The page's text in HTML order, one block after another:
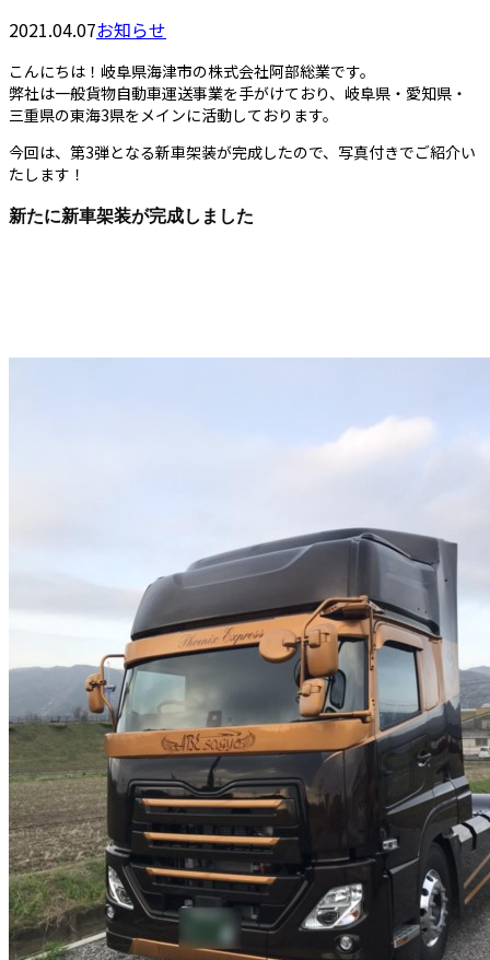
2021.04.07お知らせ
こんにちは！岐阜県海津市の株式会社阿部総業です。
弊社は一般貨物自動車運送事業を手がけており、岐阜県・愛知県・
三重県の東海3県をメインに活動しております。
今回は、第3弾となる新車架装が完成したので、写真付きでご紹介い
たします！
新たに新車架装が完成しました